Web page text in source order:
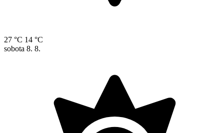
27 °C 14 °C
sobota 8. 8.